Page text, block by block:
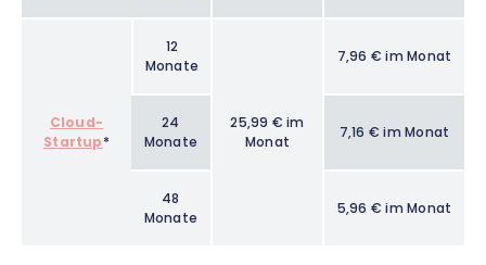
Cloud-
Startup*
12
Monate
25,99 € im
Monat
7,96 € im Monat
24
Monate
7,16 € im Monat
48
Monate
5,96 € im Monat